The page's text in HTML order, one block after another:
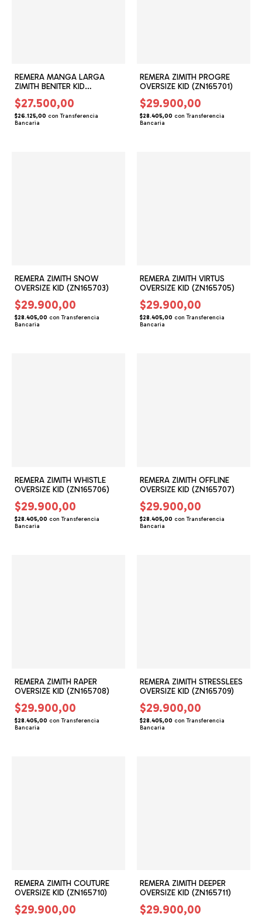
REMERA MANGA LARGA
ZIMITH BENITER KID
(ZN165204)
$27.500,00
$26.125,00 con Transferencia
Bancaria
REMERA ZIMITH PROGRE
OVERSIZE KID (ZN165701)
$29.900,00
$28.405,00 con Transferencia
Bancaria
REMERA ZIMITH SNOW
OVERSIZE KID (ZN165703)
$29.900,00
$28.405,00 con Transferencia
Bancaria
REMERA ZIMITH VIRTUS
OVERSIZE KID (ZN165705)
$29.900,00
$28.405,00 con Transferencia
Bancaria
REMERA ZIMITH WHISTLE
OVERSIZE KID (ZN165706)
$29.900,00
$28.405,00 con Transferencia
Bancaria
REMERA ZIMITH OFFLINE
OVERSIZE KID (ZN165707)
$29.900,00
$28.405,00 con Transferencia
Bancaria
REMERA ZIMITH RAPER
OVERSIZE KID (ZN165708)
$29.900,00
$28.405,00 con Transferencia
Bancaria
REMERA ZIMITH STRESSLEES
OVERSIZE KID (ZN165709)
$29.900,00
$28.405,00 con Transferencia
Bancaria
REMERA ZIMITH COUTURE
OVERSIZE KID (ZN165710)
$29.900,00
REMERA ZIMITH DEEPER
OVERSIZE KID (ZN165711)
$29.900,00